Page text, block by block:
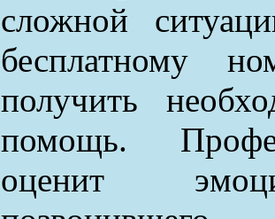
сложной
бесплатному
получить
помощь.
оценит